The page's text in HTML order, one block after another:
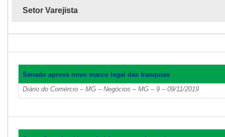
Setor Varejista
Senado aprova novo marco legal das franquias
Diário do Comércio – MG – Negócios – MG – 9 – 09/11/2019